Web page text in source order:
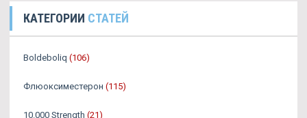
КАТЕГОРИИ СТАТЕЙ
Boldeboliq (106)
Флюоксиместерон (115)
10.000 Strength (21)